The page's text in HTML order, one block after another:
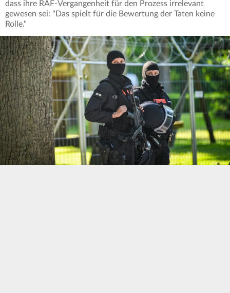
dass ihre RAF-Vergangenheit für den Prozess irrelevant
gewesen sei: "Das spielt für die Bewertung der Taten keine
Rolle."